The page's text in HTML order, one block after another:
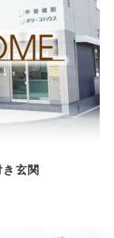
玄関